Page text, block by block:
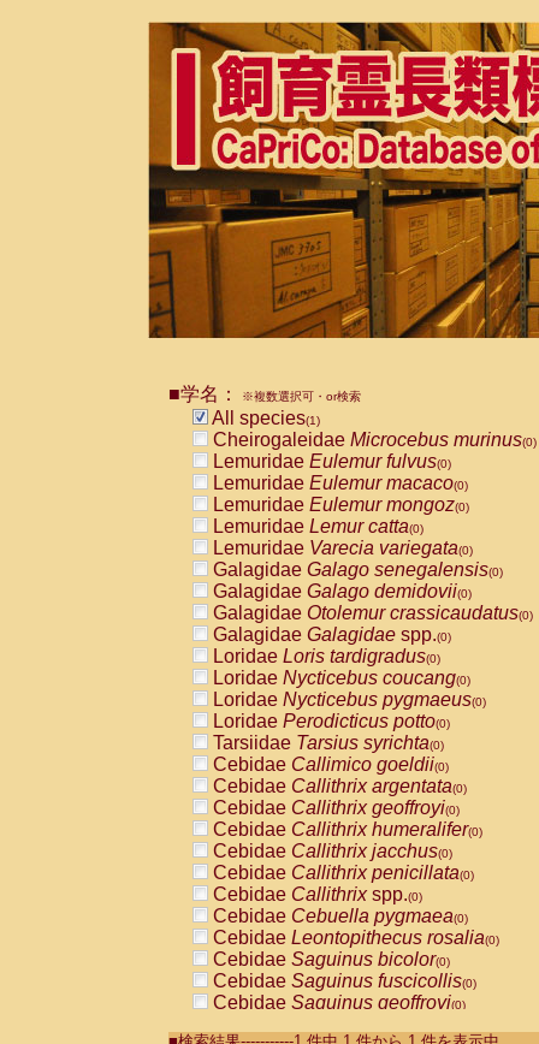
■学名： ※複数選択可・or検索
All species(1)
Cheirogaleidae Microcebus murinus(0)
Lemuridae Eulemur fulvus(0)
Lemuridae Eulemur macaco(0)
Lemuridae Eulemur mongoz(0)
Lemuridae Lemur catta(0)
Lemuridae Varecia variegata(0)
Galagidae Galago senegalensis(0)
Galagidae Galago demidovii(0)
Galagidae Otolemur crassicaudatus(0)
Galagidae Galagidae spp.(0)
Loridae Loris tardigradus(0)
Loridae Nycticebus coucang(0)
Loridae Nycticebus pygmaeus(0)
Loridae Perodicticus potto(0)
Tarsiidae Tarsius syrichta(0)
Cebidae Callimico goeldii(0)
Cebidae Callithrix argentata(0)
Cebidae Callithrix geoffroyi(0)
Cebidae Callithrix humeralifer(0)
Cebidae Callithrix jacchus(0)
Cebidae Callithrix penicillata(0)
Cebidae Callithrixspp.(0)
Cebidae Cebuella pygmaea(0)
Cebidae Leontopithecus rosalia(0)
Cebidae Saguinus bicolor(0)
Cebidae Saguinus fuscicollis(0)
Cebidae Saguinus geoffroyi(0)